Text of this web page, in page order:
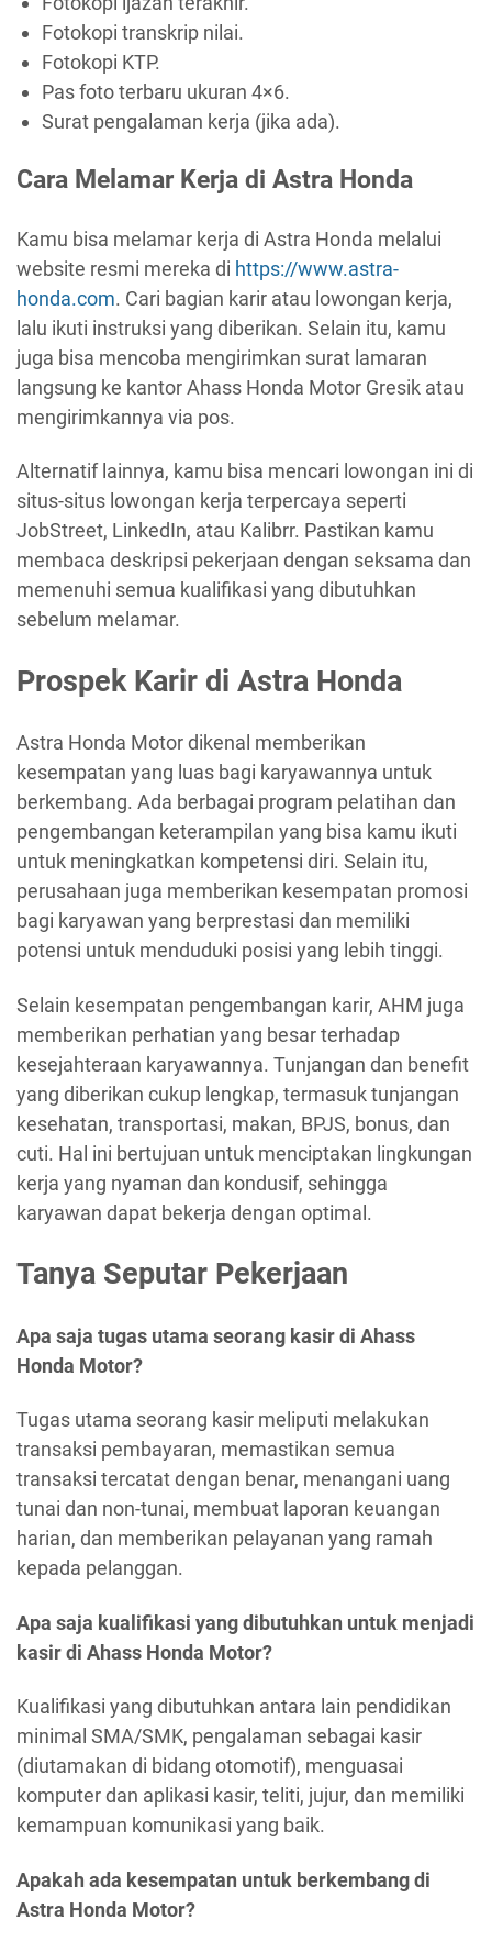
Fotokopi transkrip nilai.
Fotokopi KTP.
Pas foto terbaru ukuran 4×6.
Surat pengalaman kerja (jika ada).
Cara Melamar Kerja di Astra Honda
Kamu bisa melamar kerja di Astra Honda melalui
website resmi mereka di https://www.astra-
honda.com. Cari bagian karir atau lowongan kerja,
lalu ikuti instruksi yang diberikan. Selain itu, kamu
juga bisa mencoba mengirimkan surat lamaran
langsung ke kantor Ahass Honda Motor Gresik atau
mengirimkannya via pos.
Alternatif lainnya, kamu bisa mencari lowongan ini di
situs-situs lowongan kerja terpercaya seperti
JobStreet, LinkedIn, atau Kalibrr. Pastikan kamu
membaca deskripsi pekerjaan dengan seksama dan
memenuhi semua kualifikasi yang dibutuhkan
sebelum melamar.
Prospek Karir di Astra Honda
Astra Honda Motor dikenal memberikan
kesempatan yang luas bagi karyawannya untuk
berkembang. Ada berbagai program pelatihan dan
pengembangan keterampilan yang bisa kamu ikuti
untuk meningkatkan kompetensi diri. Selain itu,
perusahaan juga memberikan kesempatan promosi
bagi karyawan yang berprestasi dan memiliki
potensi untuk menduduki posisi yang lebih tinggi.
Selain kesempatan pengembangan karir, AHM juga
memberikan perhatian yang besar terhadap
kesejahteraan karyawannya. Tunjangan dan benefit
yang diberikan cukup lengkap, termasuk tunjangan
kesehatan, transportasi, makan, BPJS, bonus, dan
cuti. Hal ini bertujuan untuk menciptakan lingkungan
kerja yang nyaman dan kondusif, sehingga
karyawan dapat bekerja dengan optimal.
Tanya Seputar Pekerjaan
Apa saja tugas utama seorang kasir di Ahass
Honda Motor?
Tugas utama seorang kasir meliputi melakukan
transaksi pembayaran, memastikan semua
transaksi tercatat dengan benar, menangani uang
tunai dan non-tunai, membuat laporan keuangan
harian, dan memberikan pelayanan yang ramah
kepada pelanggan.
Apa saja kualifikasi yang dibutuhkan untuk menjadi
kasir di Ahass Honda Motor?
Kualifikasi yang dibutuhkan antara lain pendidikan
minimal SMA/SMK, pengalaman sebagai kasir
(diutamakan di bidang otomotif), menguasai
komputer dan aplikasi kasir, teliti, jujur, dan memiliki
kemampuan komunikasi yang baik.
Apakah ada kesempatan untuk berkembang di
Astra Honda Motor?